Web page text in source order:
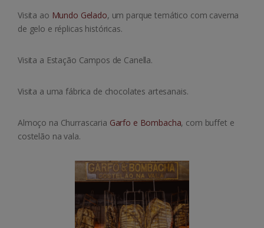
Visita ao Mundo Gelado, um parque temático com caverna
de gelo e réplicas históricas.
Visita a Estação Campos de Canella.
Visita a uma fábrica de chocolates artesanais.
Almoço na Churrascaria Garfo e Bombacha, com buffet e
costelão na vala.